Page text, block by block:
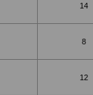
14
8
12